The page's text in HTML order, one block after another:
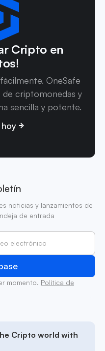
Cripto en
OneSafe
de criptomonedas y
sencilla y potente.
noticias y lanzamientos de
de entrada
momento. Política de
Cripto world with